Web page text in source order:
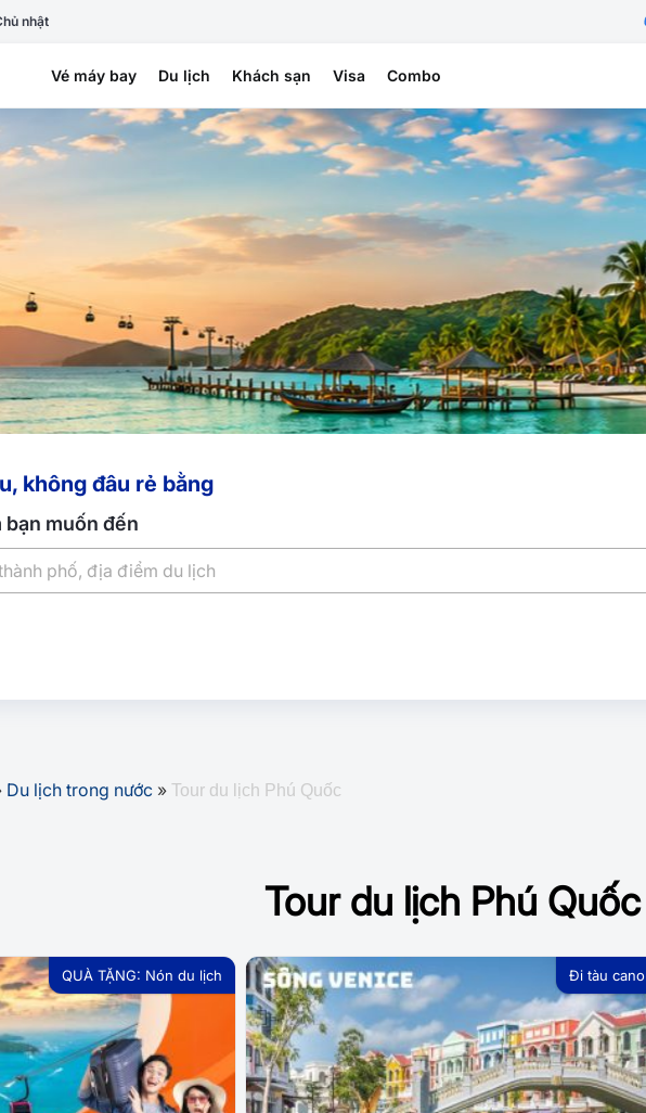
nhật
Vé máy bay Du lịch Khách sạn Visa Combo
không đâu rẻ bằng
muốn đến
Du lịch trong nước » Tour du lịch Phú Quốc
Tour du lịch Phú Quốc
QUÀ TẶNG: Nón du lịch Đi tàu cano